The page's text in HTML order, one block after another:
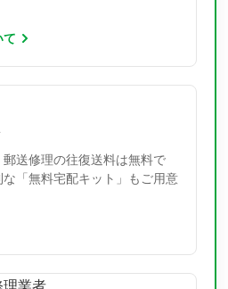
て
送修理の往復送料は無料で
「無料宅配キット」もご用意